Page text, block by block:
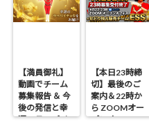
【満員御礼】
動画でチーム
募集報告 ＆ 今
後の発信と幸
運のラッパイ
【本日23時締
切】最後のご
案内＆22時か
ら ZOOMオー
プンオフィス